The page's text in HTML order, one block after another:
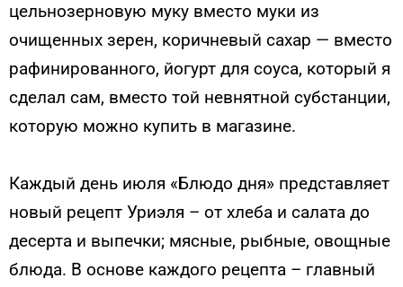
цельнозерновую муку вместо муки из
очищенных зерен, коричневый сахар — вместо
рафинированного, йогурт для соуса, который я
сделал сам, вместо той невнятной субстанции,
которую можно купить в магазине.
Каждый день июля «Блюдо дня» представляет
новый рецепт Уриэля – от хлеба и салата до
десерта и выпечки; мясные, рыбные, овощные
блюда. В основе каждого рецепта – главный